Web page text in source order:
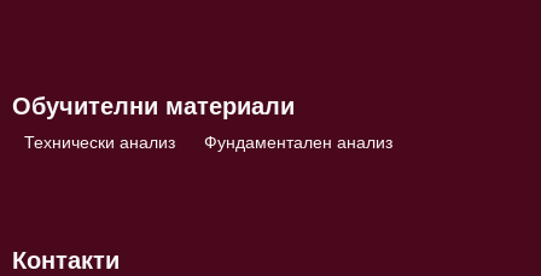
Обучителни материали
Технически анализ Фундаментален анализ
Контакти